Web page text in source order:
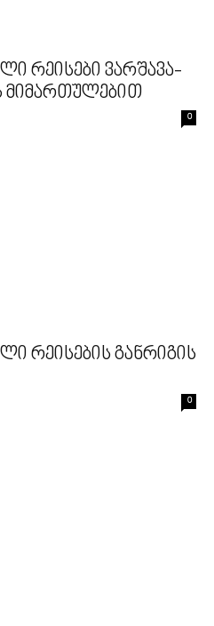
რეისები ვარშავა-
მიმართულებით
0
რეისების განრიგის
0